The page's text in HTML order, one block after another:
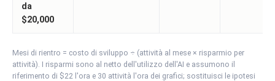
da
$20,000
Mesi di rientro = costo di sviluppo ÷ (attività al mese × risparmio per
attività). I risparmi sono al netto dell'utilizzo dell'AI e assumono il
riferimento di $22 l'ora e 30 attività l'ora dei grafici; sostituisci le ipotesi